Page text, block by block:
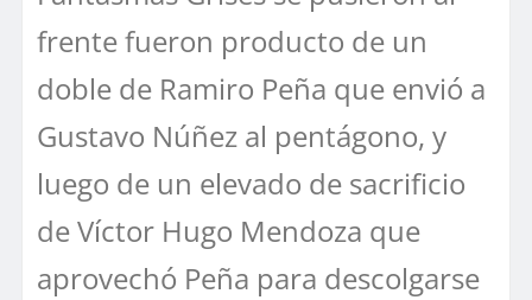
frente fueron producto de un
doble de Ramiro Peña que envió a
Gustavo Núñez al pentágono, y
luego de un elevado de sacrificio
de Víctor Hugo Mendoza que
aprovechó Peña para descolgarse